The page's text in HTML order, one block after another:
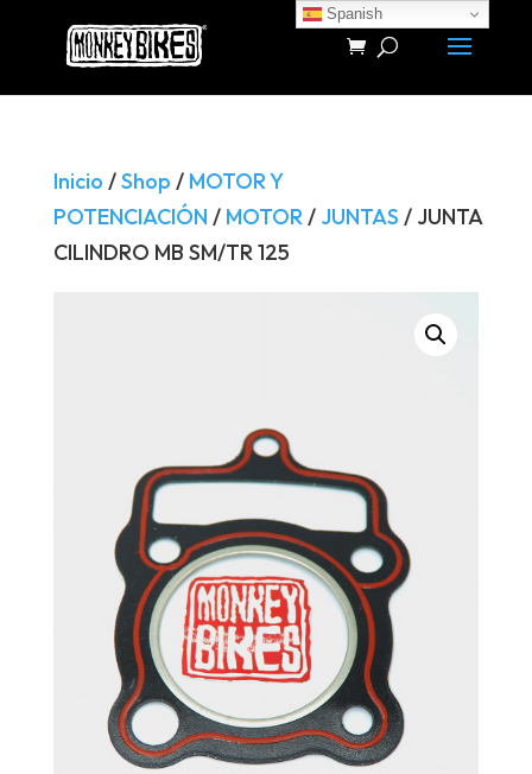
Búsqueda
productos
Inicio /Shop / MOTOR Y
POTENCIACIÓN / MOTOR/ JUNTAS / JUNTA
CILINDRO MB SM/TR 125
Spanish